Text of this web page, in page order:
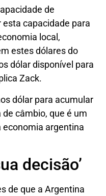
de
capacidade para
local,
estes dólares do
dólar disponível para
Zack.
dólar para acumular
câmbio, que é um
economia argentina
decisão’
de que a Argentina